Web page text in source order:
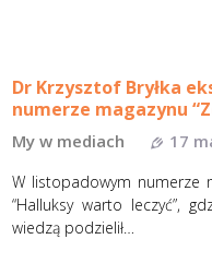
Dr Krzysztof Bryłka
numerze magazynu
My w mediach 17
W listopadowym numerze
“Halluksy warto leczyć”,
wiedzą podzielił…